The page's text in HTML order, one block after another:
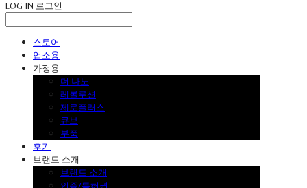
LOG IN 로그인
스토어
업소용
가정용
더 나노
레볼루션
제로플러스
큐브
부품
후기
브랜드 소개
브랜드 소개
인증/특허권